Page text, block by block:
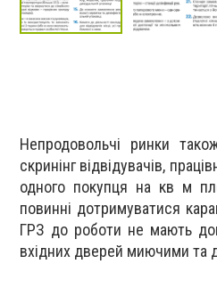
Непродовольчі ринки
скринінг відвідувачів,
одного покупця на кв м
повинні дотримуватися
ГРЗ до роботи не мають
вхідних дверей миючими та